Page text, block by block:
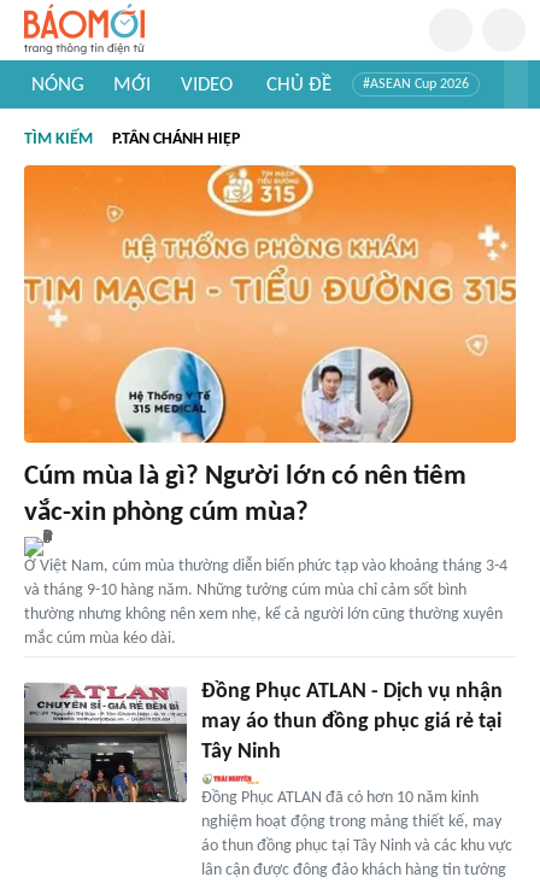
NÓNG MỚI VIDEO CHỦ ĐỀ #ASEAN Cup 2026
#Khám phá thế giới
TÌM KIẾM P.TÂN CHÁNH HIỆP
Cúm mùa là gì? Người lớn có nên tiêm
vắc-xin phòng cúm mùa?
Ở Việt Nam, cúm mùa thường diễn biến phức tạp vào khoảng tháng 3-4
và tháng 9-10 hàng năm. Những tưởng cúm mùa chỉ cảm sốt bình
thường nhưng không nên xem nhẹ, kể cả người lớn cũng thường xuyên
mắc cúm mùa kéo dài.
Đồng Phục ATLAN - Dịch vụ nhận
may áo thun đồng phục giá rẻ tại
Tây Ninh
Đồng Phục ATLAN đã có hơn 10 năm kinh
nghiệm hoạt động trong mảng thiết kế, may
áo thun đồng phục tại Tây Ninh và các khu vực
lân cận được đông đảo khách hàng tin tưởng